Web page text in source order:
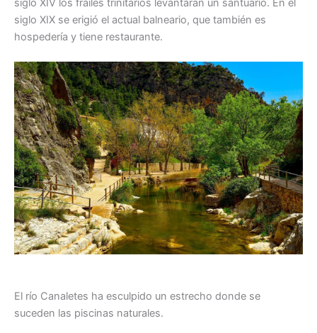
siglo XIV los frailes trinitarios levantaran un santuario. En el
siglo XIX se erigió el actual balneario, que también es
hospedería y tiene restaurante.
El río Canaletes ha esculpido un estrecho donde se
suceden las piscinas naturales.